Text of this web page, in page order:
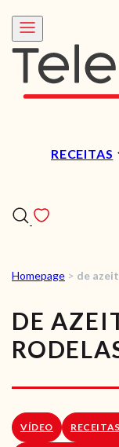
RECEITAS
Homepage > de
DE
VÍDEO